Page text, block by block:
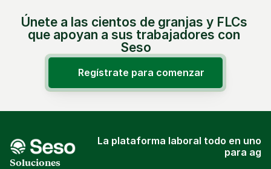
Únete a las cientos de granjas y FLCs
que apoyan a sus trabajadores con
Seso
Regístrate para comenzar
La plataforma laboral todo en uno
para ag
Soluciones